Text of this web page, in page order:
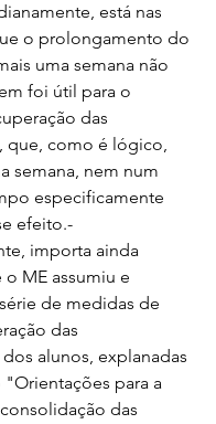
está nas
o prolongamento do
uma semana não
foi útil para o
das
que, como é lógico,
semana, nem num
especificamente
efeito.-
importa ainda
ME assumiu e
de medidas de
das
alunos, explanadas
para a
das